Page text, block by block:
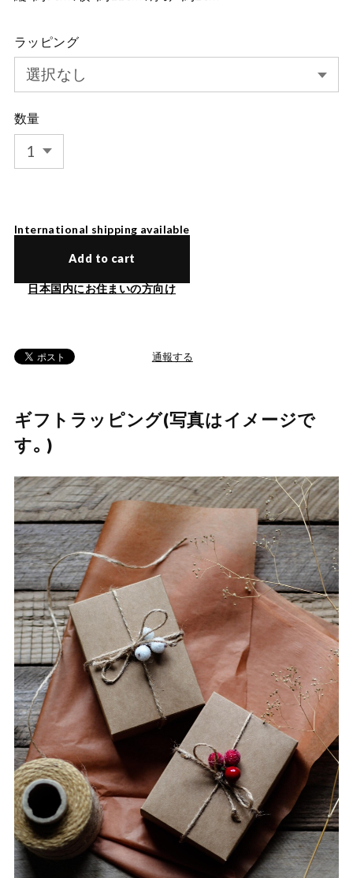
ラッピング
数量
International shipping available
Add to cart
日本国内にお住まいの方向け
通報する
ギフトラッピング(写真はイメージで
す。)